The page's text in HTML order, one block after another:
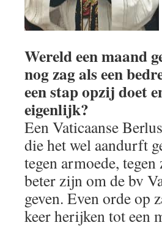
Wereld een maand
nog zag als een
een stap opzij doet
eigenlijk?
Een Vaticaanse
die het wel aandurft
tegen armoede,
beter zijn om de bv
geven. Even orde op
keer herijken tot een